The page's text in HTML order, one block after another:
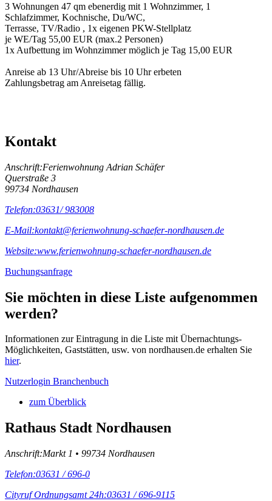
3 Wohnungen 47 qm ebenerdig mit 1 Wohnzimmer, 1
Schlafzimmer, Kochnische, Du/WC,
Terrasse, TV/Radio , 1x eigenen PKW-Stellplatz
je WE/Tag 55,00 EUR (max.2 Personen)
1x Aufbettung im Wohnzimmer möglich je Tag 15,00 EUR
Anreise ab 13 Uhr/Abreise bis 10 Uhr erbeten
Zahlungsbetrag am Anreisetag fällig.
Kontakt
Anschrift:Ferienwohnung Adrian Schäfer
Querstraße 3
99734 Nordhausen
Telefon:03631/ 983008
E-Mail:kontakt@ferienwohnung-schaefer-nordhausen.de
Website:www.ferienwohnung-schaefer-nordhausen.de
Buchungsanfrage
Sie möchten in diese Liste aufgenommen
werden?
Informationen zur Eintragung in die Liste mit Übernachtungs-
Möglichkeiten, Gaststätten, usw. von nordhausen.de erhalten Sie
hier.
Nutzerlogin Branchenbuch
zum Überblick
Rathaus Stadt Nordhausen
Anschrift:Markt 1 • 99734 Nordhausen
Telefon:03631 / 696-0
Cityruf Ordnungsamt 24h:03631 / 696-9115